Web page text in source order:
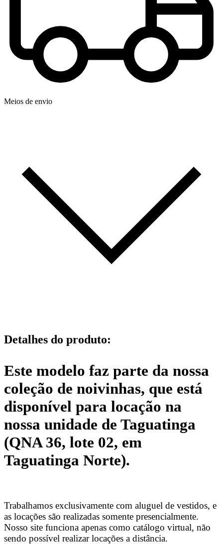
Meios de envio
Detalhes do produto:
Este modelo faz parte da nossa
coleção de noivinhas, que está
disponível para locação na
nossa unidade de Taguatinga
(QNA 36, lote 02, em
Taguatinga Norte).
Trabalhamos exclusivamente com aluguel de vestidos, e
as locações são realizadas somente presencialmente.
Nosso site funciona apenas como catálogo virtual, não
sendo possível realizar locações a distância.